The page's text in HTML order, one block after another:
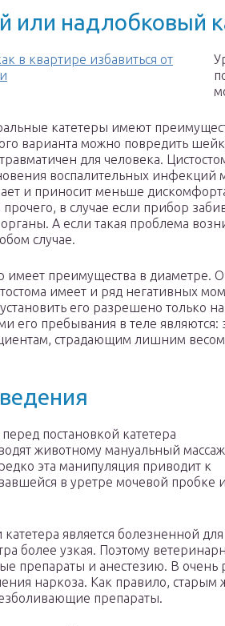
или надлобковый
в квартире избавиться от
катетеры имеют
варианта можно повредить
для человека.
воспалительных инфекций
и приносит меньше
в случае если прибор
А если такая проблема
случае.
имеет преимущества в диаметре.
имеет и ряд негативных
его разрешено только
его пребывания в теле являются:
страдающим лишним
постановкой катетера
животному мануальный массаж
эта манипуляция приводит к
в уретре мочевой пробке и
катетера является болезненной
более узкая. Поэтому
препараты и анестезию. В очень
наркоза. Как правило,
препараты.